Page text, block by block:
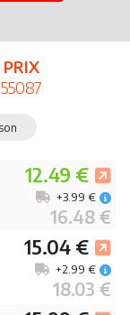
12.49 €
16.48 €
+3.99 €
15.04 €
18.03 €
+2.99 €